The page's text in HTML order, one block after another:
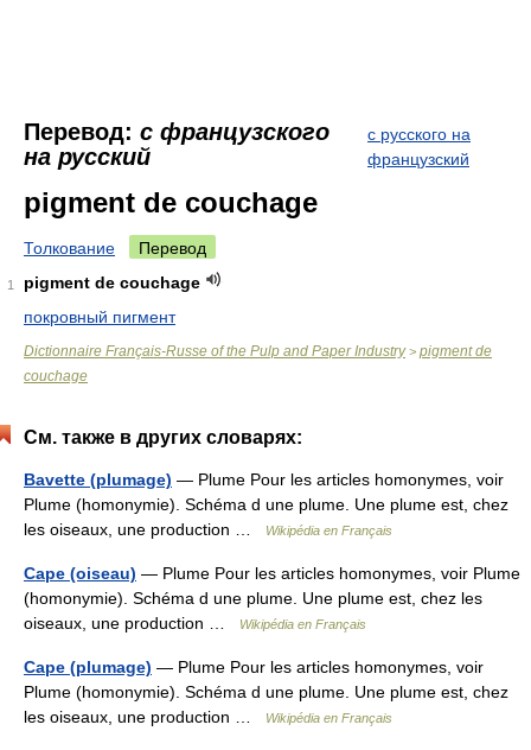
Перевод: с французского
на русский
с русского на
французский
pigment de couchage
Толкование Перевод
1
pigment de couchage
покровный пигмент
Dictionnaire Français-Russe of the Pulp and Paper Industry> pigment de
couchage
См. также в других словарях:
Bavette (plumage) — Plume Pour les articles homonymes, voir
Plume (homonymie). Schéma d une plume. Une plume est, chez
les oiseaux, une production …
Wikipédia en Français
Cape (oiseau) — Plume Pour les articles homonymes, voir Plume
(homonymie). Schéma d une plume. Une plume est, chez les
oiseaux, une production …
Wikipédia en Français
Cape (plumage) — Plume Pour les articles homonymes, voir
Plume (homonymie). Schéma d une plume. Une plume est, chez
les oiseaux, une production …
Wikipédia en Français